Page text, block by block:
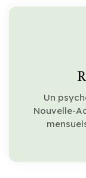
Un
Nouvelle-